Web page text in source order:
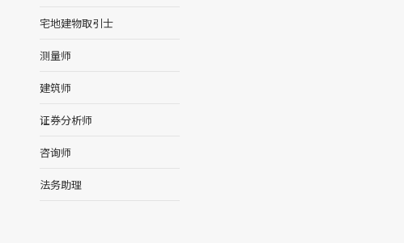
宅地建物取引士
测量师
建筑师
证券分析师
咨询师
法务助理